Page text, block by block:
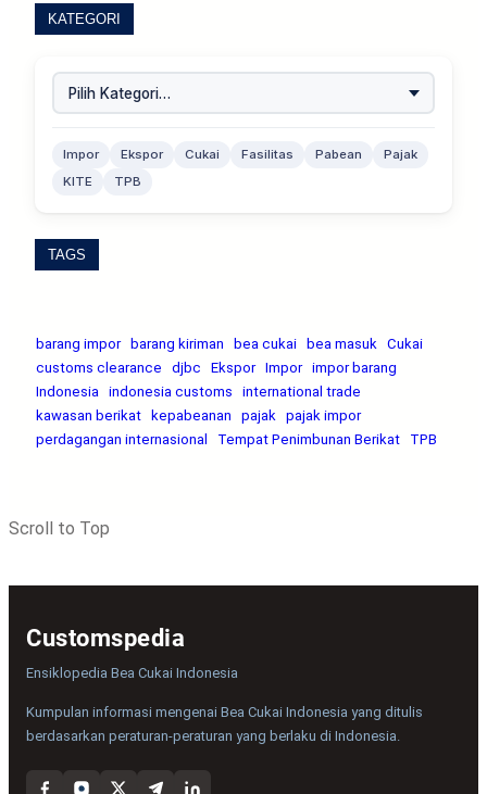
KATEGORI
Impor Ekspor Cukai Fasilitas Pabean
Pajak
KITE
TPB
TAGS
barang impor barang kiriman bea cukai bea masuk Cukai
customs clearance
djbc Ekspor Impor impor barang
Indonesia indonesia customs
international trade
kawasan berikat
kepabeanan pajak pajak impor
perdagangan internasional
Tempat Penimbunan Berikat TPB
Scroll to Top
Customspedia
Ensiklopedia Bea Cukai Indonesia
Kumpulan informasi mengenai Bea Cukai Indonesia yang ditulis
berdasarkan peraturan-peraturan yang berlaku di Indonesia.